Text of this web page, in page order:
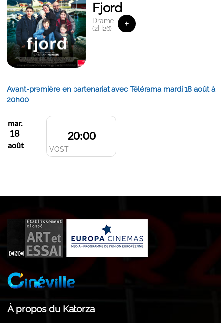
Fjord
Drame
(2H26)
+
Avant-première en partenariat avec Télérama mardi 18 août à
20h00
mar.
18
août
20:00
VOST
À propos du Katorza